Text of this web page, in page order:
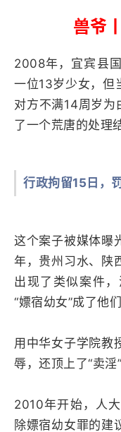
兽爷
2008年，宜宾县
一位13岁少女，但
对方不满14周岁为
了一个荒唐的处理
行政拘留15日，
这个案子被媒体曝
年，贵州习水、陕
出现了类似案件，
“嫖宿幼女”成了他
用中华女子学院教
辱，还顶上了“卖淫
2010年开始，人
除嫖宿幼女罪的建